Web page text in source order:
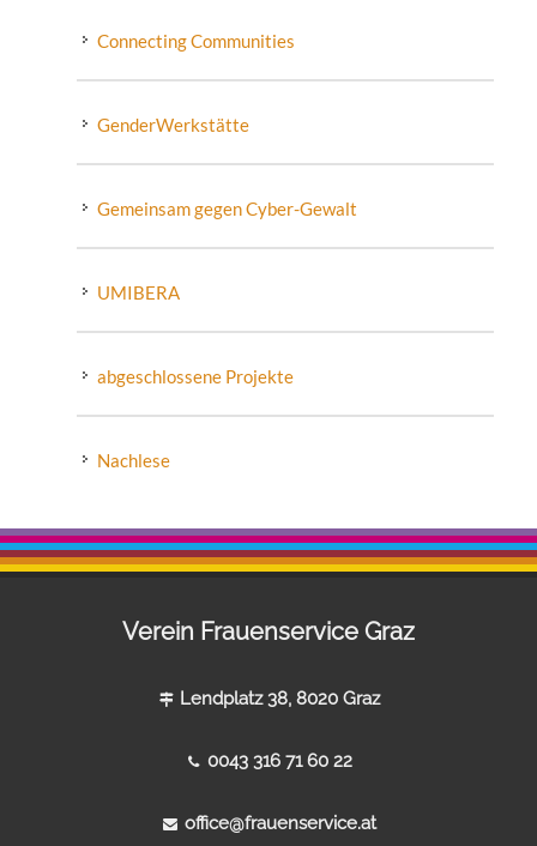
Connecting Communities
GenderWerkstätte
Gemeinsam gegen Cyber-Gewalt
UMIBERA
abgeschlossene Projekte
Nachlese
Verein Frauenservice Graz
Lendplatz 38, 8020 Graz
0043 316 71 60 22
office@frauenservice.at